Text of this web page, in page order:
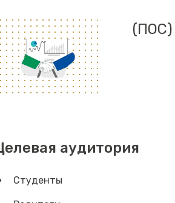
(ПОС)
аудитория
Студенты